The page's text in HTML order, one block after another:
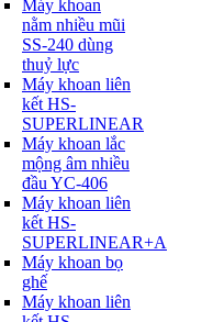
Máy khoan
nằm nhiều mũi
SS-240 dùng
thuỷ lực
Máy khoan liên
kết HS-
SUPERLINEAR
Máy khoan lắc
mộng âm nhiều
đầu YC-406
Máy khoan liên
kết HS-
SUPERLINEAR+A
Máy khoan bọ
ghế
Máy khoan liên